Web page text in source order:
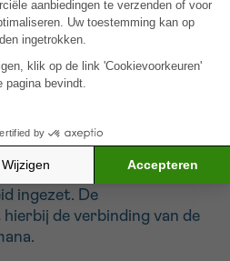
zorgt voor de
mantelzorger kan gratis
blijkt dat er ook
zijn; wordt een
de kracht van
ingezet. De
de verbinding van de